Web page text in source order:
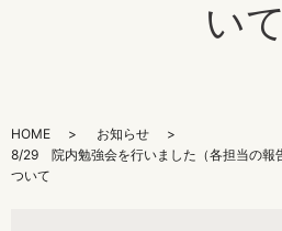
いて
HOME
お知らせ
8/29 院内勉強会を行いました（各担当の報
ついて